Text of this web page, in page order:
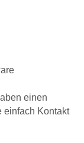
einen
einfach Kontakt